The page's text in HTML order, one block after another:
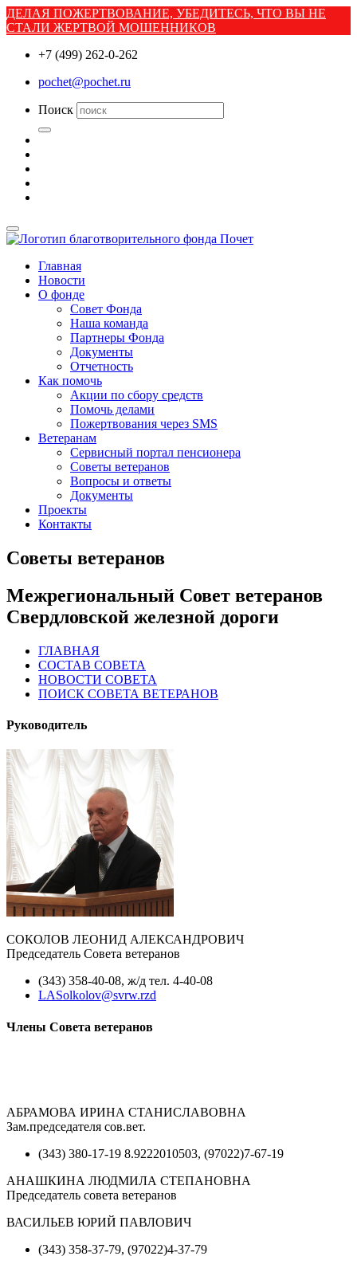
ДЕЛАЯ ПОЖЕРТВОВАНИЕ, УБЕДИТЕСЬ, ЧТО ВЫ НЕ
СТАЛИ ЖЕРТВОЙ МОШЕННИКОВ
+7 (499) 262-0-262
pochet@pochet.ru
Поиск
Главная
Новости
О фонде
Совет Фонда
Наша команда
Партнеры Фонда
Документы
Отчетность
Как помочь
Акции по сбору средств
Помочь делами
Пожертвования через SMS
Ветеранам
Сервисный портал пенсионера
Советы ветеранов
Вопросы и ответы
Документы
Проекты
Контакты
Советы ветеранов
Межрегиональный Совет ветеранов
Свердловской железной дороги
ГЛАВНАЯ
СОСТАВ СОВЕТА
НОВОСТИ СОВЕТА
ПОИСК СОВЕТА ВЕТЕРАНОВ
Руководитель
СОКОЛОВ ЛЕОНИД АЛЕКСАНДРОВИЧ
Председатель Совета ветеранов
(343) 358-40-08, ж/д тел. 4-40-08
LASolkolov@svrw.rzd
Члены Совета ветеранов
АБРАМОВА ИРИНА СТАНИСЛАВОВНА
Зам.председателя сов.вет.
(343) 380-17-19 8.9222010503, (97022)7-67-19
АНАШКИНА ЛЮДМИЛА СТЕПАНОВНА
Председатель совета ветеранов
ВАСИЛЬЕВ ЮРИЙ ПАВЛОВИЧ
(343) 358-37-79, (97022)4-37-79